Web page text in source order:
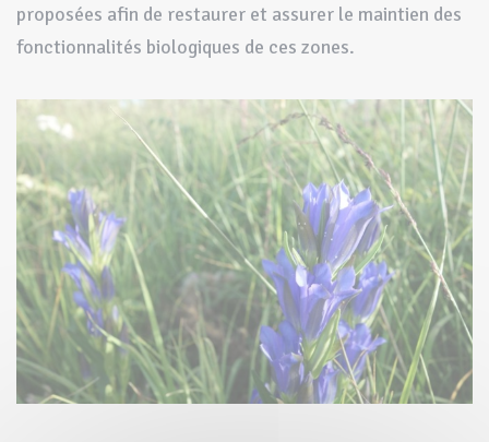
proposées afin de restaurer et assurer le maintien des
fonctionnalités biologiques de ces zones.